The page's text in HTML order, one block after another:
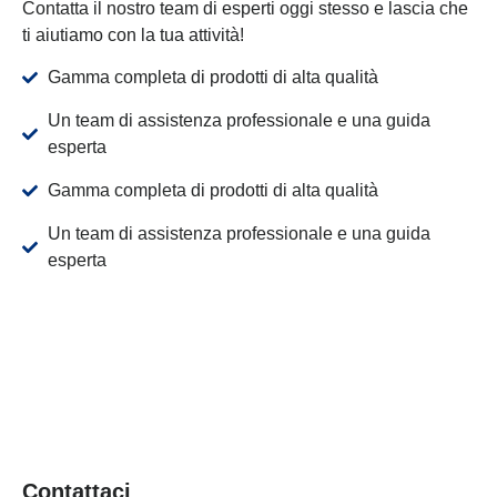
Contatta il nostro team di esperti oggi stesso e lascia che
ti aiutiamo con la tua attività!
Gamma completa di prodotti di alta qualità
Un team di assistenza professionale e una guida
esperta
Gamma completa di prodotti di alta qualità
Un team di assistenza professionale e una guida
esperta
Contattaci